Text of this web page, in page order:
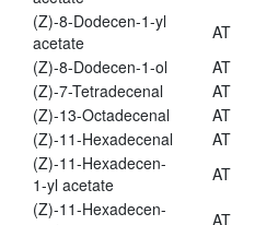
(Z)-8-Dodecen-1-yl
acetate
AT
(Z)-8-Dodecen-1-ol
AT
(Z)-7-Tetradecenal
AT
(Z)-13-Octadecenal
AT
(Z)-11-Hexadecenal
AT
(Z)-11-Hexadecen-
1-yl acetate
AT
(Z)-11-Hexadecen-
AT